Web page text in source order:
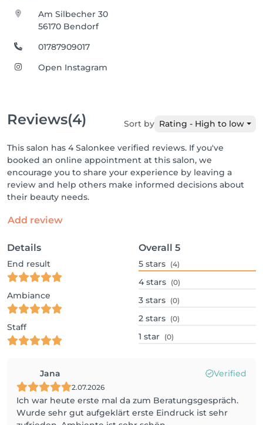
Am Silbecher 30
56170 Bendorf
01787909017
Open Instagram
Reviews(4) Sort by Rating - High to low
This salon has 4 Salonkee verified reviews. If you've
booked an online appointment at this salon, we
encourage you to share your experience by leaving a
review and help others make informed decisions about
their beauty needs.
Add review
Details
End result
Ambiance
Staff
Overall 5
5 stars (4)
4 stars (0)
3 stars (0)
2 stars (0)
1 star (0)
Jana Verified
2.07.2026
Ich war heute erste mal da zum Beratungsgespräch.
Wurde sehr gut aufgeklärt erste Eindruck ist sehr